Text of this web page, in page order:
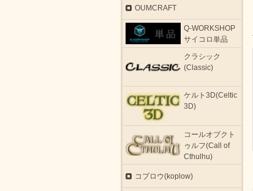
OUMCRAFT
Q-WORKSHOP
サイコロ単品
クラシック
(Classic)
ケルト3D(Celtic
3D)
コールオブクト
ゥルフ(Call of
Cthulhu)
コプロウ(koplow)